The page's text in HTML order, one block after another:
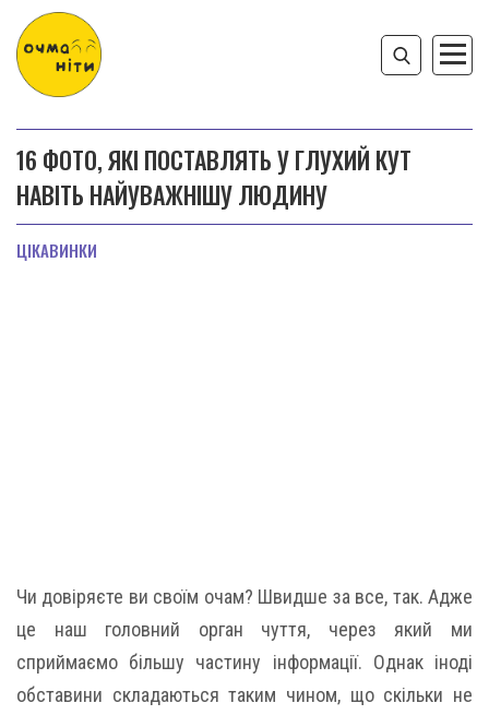
16 ФОТО, ЯКІ ПОСТАВЛЯТЬ У ГЛУХИЙ КУТ
НАВІТЬ НАЙУВАЖНІШУ ЛЮДИНУ
ЦІКАВИНКИ
Чи довіряєте ви своїм очам? Швидше за все, так. Адже
це наш головний орган чуття, через який ми
сприймаємо більшу частину інформації. Однак іноді
обставини складаються таким чином, що скільки не